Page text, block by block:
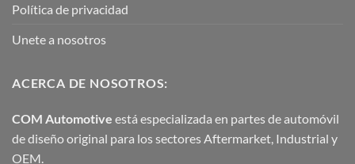
Política de privacidad
Unete a nosotros
ACERCA DE NOSOTROS:
COM Automotive está especializada en partes de automóvil
de diseño original para los sectores Aftermarket, Industrial y
OEM.